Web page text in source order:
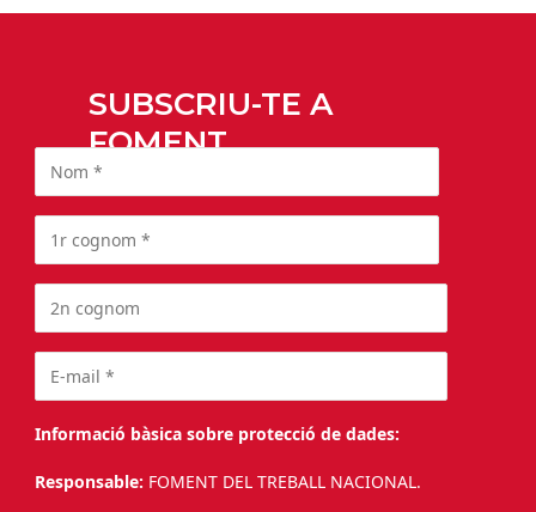
SUBSCRIU-TE A
FOMENT
Informació bàsica sobre protecció de dades:
Responsable: FOMENT DEL TREBALL NACIONAL.